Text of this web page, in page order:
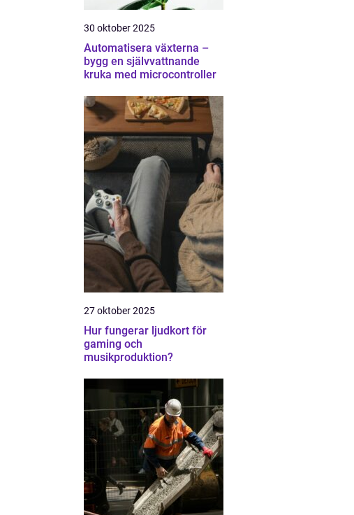
30 oktober 2025
Automatisera växterna –
bygg en självvattnande
kruka med microcontroller
27 oktober 2025
Hur fungerar ljudkort för
gaming och
musikproduktion?